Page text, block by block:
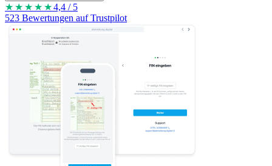
★★★★ ★4,4 / 5
523 Bewertungen auf Trustpilot